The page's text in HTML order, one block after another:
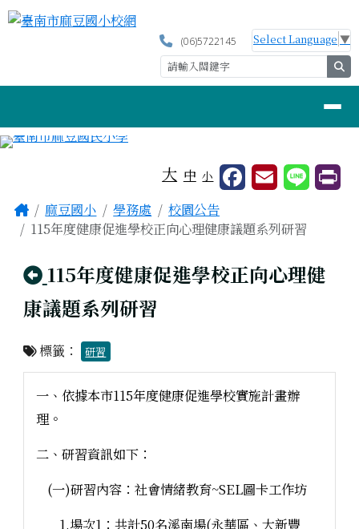
跳至主內容區
臺南市麻豆國小校網
(06)5722145 Select Language ▼
大 中 小
主內容區域
Home麻豆國小 學務處
校園公告
115年度健康促進學校正向心理健康議題系列研習
回上頁
115年度健康促進學校正向心理健
康議題系列研習
標籤： 研習
一、依據本市115年度健康促進學校實施計畫辦
理。
二、研習資訊如下：
(一)研習內容：社會情緒教育~SEL圖卡工作坊
1.場次1：共計50名溪南場(永華區、大新豐
頁尾區域